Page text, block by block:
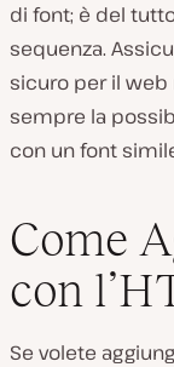
di font; è del
sequenza.
sicuro per il web
sempre la
con un font
Come
con
Se volete